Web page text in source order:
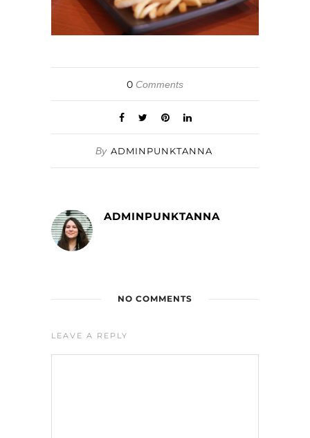
0 Comments
By ADMINPUNKTANNA
ADMINPUNKTANNA
NO COMMENTS
LEAVE A REPLY